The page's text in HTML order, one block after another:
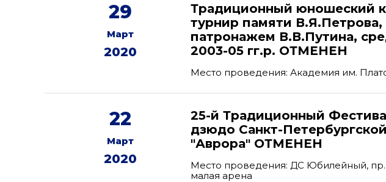
29
Март
2020
Традиционный юношеский
турнир памяти
патронажем В.В.Путина,
2003-05 гг.р. ОТМЕНЕН
Место проведения: Академия им.
22
Март
2020
25-й Традиционный
дзюдо Санкт-
"Аврора" ОТМЕНЕН
Место проведения: ДС Юбилейный,
малая арена